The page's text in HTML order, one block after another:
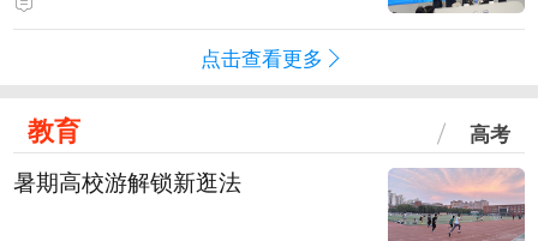
点击查看更多
教育 高考
暑期高校游解锁新逛法